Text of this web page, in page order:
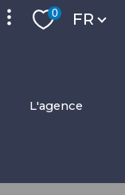
0 Langue
FR
l'agence